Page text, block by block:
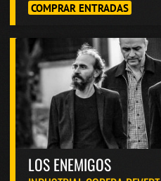
COMPRAR ENTRADAS
LOS ENEMIGOS